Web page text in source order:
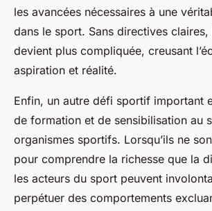
les avancées nécessaires à une
dans le sport. Sans directives claires,
devient plus compliquée, creusant
aspiration et réalité.
Enfin, un autre défi sportif important
de formation et de sensibilisation au
organismes sportifs. Lorsqu’ils ne
pour comprendre la richesse que la
les acteurs du sport peuvent
perpétuer des comportements